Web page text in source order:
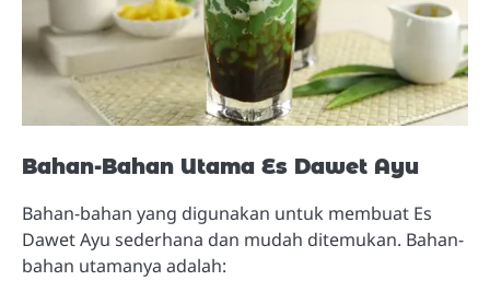
Bahan-Bahan Utama Es Dawet Ayu
Bahan-bahan yang digunakan untuk membuat Es
Dawet Ayu sederhana dan mudah ditemukan. Bahan-
bahan utamanya adalah: